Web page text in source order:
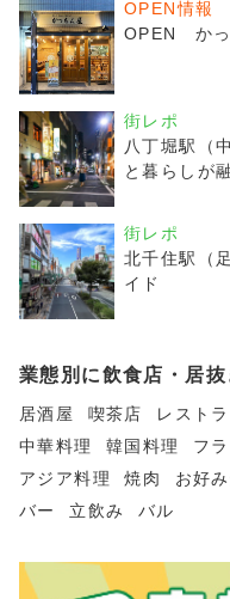
OPEN情報
OPEN かっ
街レポ
八丁堀駅（
と暮らしが
街レポ
北千住駅（
イド
業態別に飲食店・居
居酒屋 喫茶店 レスト
中華料理
韓国料理 フ
アジア料理
焼肉 お好
バー
立飲み バル